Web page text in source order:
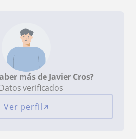
más de Javier Cros?
verificados
Ver perfil